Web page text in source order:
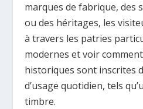
marques de fabrique, des
ou des héritages, les
à travers les patries
modernes et voir
historiques sont inscrites
d’usage quotidien, tels
timbre.